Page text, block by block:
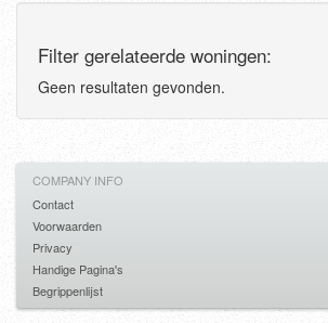
Filter gerelateerde woningen:
Geen resultaten gevonden.
COMPANY INFO
Contact
Voorwaarden
Privacy
Handige Pagina's
Begrippenlijst